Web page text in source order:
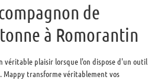
de
à Romorantin
véritable plaisir lorsque l'on dispose d'un outil
transforme véritablement vos